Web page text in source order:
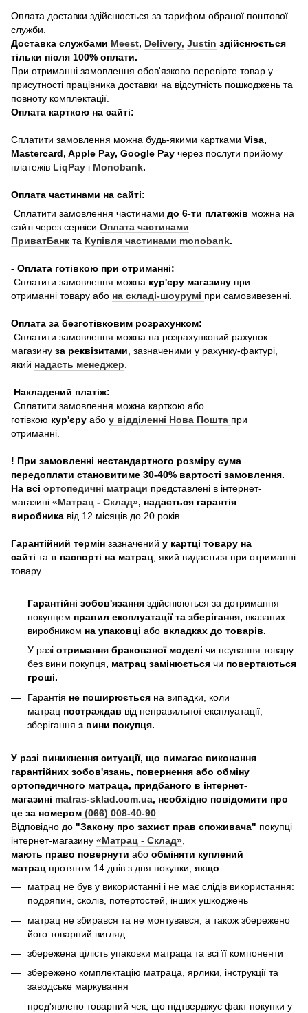
Оплата доставки здійснюється за тарифом обраної поштової
служби.
Доставка службами Meest, Delivery, Justin здійснюється
тільки після 100% оплати.
При отриманні замовлення обов'язково перевірте товар у
присутності працівника доставки на відсутність пошкоджень та
повноту комплектації.
Оплата карткою на сайті:
Сплатити замовлення можна будь-якими картками Visa,
Mastercard, Apple Pay, Google Pay через послуги прийому
платежів LiqPay і Monobank.
Оплата частинами на сайті:
Сплатити замовлення частинами до 6-ти платежів можна на
сайті через сервіси Оплата частинами
ПриватБанк та Купівля частинами monobank.
- Оплата готівкою при отриманні:
Сплатити замовлення можна кур'єру магазину при
отриманні товару або на складі-шоурумі при самовивезенні.
Оплата за безготівковим розрахунком:
Сплатити замовлення можна на розрахунковий рахунок
магазину за реквізитами , зазначеними у рахунку-фактурі,
який надасть менеджер
Накладений платіж:
Сплатити замовлення можна карткою або
готівкою кур'єру або у відділенні Нова Пошта при
отриманні.
! При замовленні нестандартного розміру сума
передоплати становитиме 30-40% вартості замовлення.
На всі ортопедичні матраци представлені в інтернет-
магазині «Матрац - Склад», надається гарантія
виробника від 12 місяців до 20 років.
Гарантійний термін зазначений у картці товару на
сайті та в паспорті на матрац , який видається при отриманні
товару.
Гарантійні зобов'язання здійснюються за дотримання
покупцем правил експлуатації та зберігання, вказаних
виробником на упаковці або вкладках до товарів.
У разі отримання бракованої моделі чи псування товару
без вини покупця, матрац замінюється чи повертаються
гроші.
Гарантія не поширюється на випадки, коли
матрац постраждав від неправильної експлуатації,
зберігання з вини покупця.
У разі виникнення ситуації, що вимагає виконання
гарантійних зобов'язань, повернення або обміну
ортопедичного матраца, придбаного в інтернет-
магазині matras-sklad.com.ua, необхідно повідомити про
це за номером (066) 008-40-90
Відповідно до "Закону про захист прав споживача" покупці
інтернет-магазину «Матрац - Склад»
мають право повернути або обміняти куплений
матрац протягом 14 днів з дня покупки, якщо:
матрац не був у використанні і не має слідів використання:
подряпин, сколів, потертостей, інших ушкоджень
матрац не збирався та не монтувався, а також збережено
його товарний вигляд
збережена цілість упаковки матраца та всі її компоненти
збережено комплектацію матраца, ярлики, інструкції та
заводське маркування
пред'явлено товарний чек, що підтверджує факт покупки у